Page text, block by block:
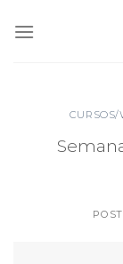
CURSOS/